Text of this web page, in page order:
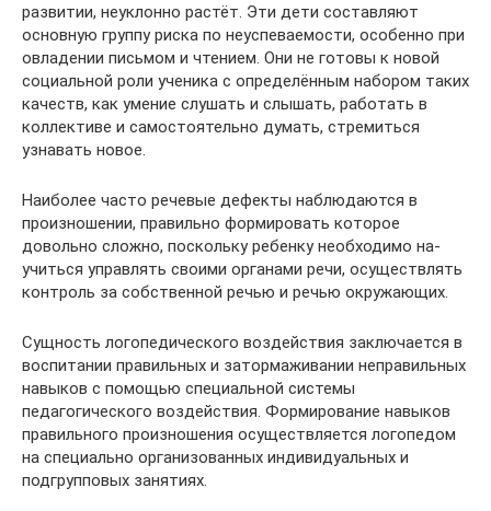
развитии, неуклонно растёт. Эти дети составляют
основную группу риска по неуспеваемости, особенно при
овладении письмом и чтением. Они не готовы к новой
социальной роли ученика с определённым набором таких
качеств, как умение слушать и слышать, работать в
коллективе и самостоятельно думать, стремиться
узнавать новое.
Наиболее часто речевые дефекты наблюдаются в
произношении, правильно формировать которое
довольно сложно, поскольку ребенку необходимо на-
учиться управлять своими органами речи, осуществлять
контроль за собственной речью и речью окружающих.
Сущность логопедического воздействия заключается в
воспитании правильных и затормаживании неправильных
навыков с помощью специальной системы
педагогического воздействия. Формирование навыков
правильного произношения осуществляется логопедом
на специально организованных индивидуальных и
подгрупповых занятиях.